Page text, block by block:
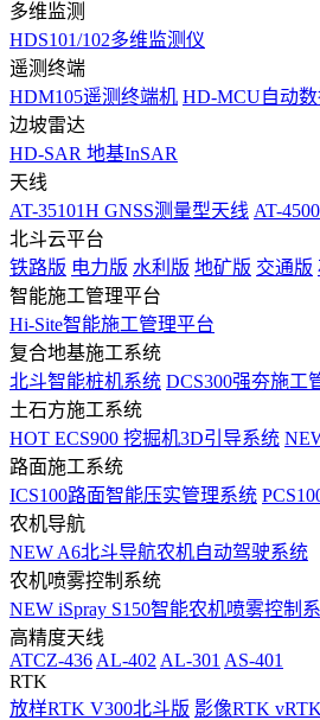
多维监测
HDS101/102多维监测仪
遥测终端
HDM105遥测终端机 HD-MCU自动
边坡雷达
HD-SAR 地基InSAR
天线
AT-35101H GNSS测量型天线 AT-
北斗云平台
铁路版 电力版 水利版 地矿版 交通版
智能施工管理平台
Hi-Site智能施工管理平台
复合地基施工系统
北斗智能桩机系统 DCS300强夯施工
土石方施工系统
HOT ECS900 挖掘机3D引导系统
路面施工系统
ICS100路面智能压实管理系统
农机导航
NEW A6北斗导航农机自动驾驶系统
农机喷雾控制系统
NEW iSpray S150智能农机喷雾控制
高精度天线
ATCZ-436 AL-402 AL-301 AS-401
RTK
放样RTK V300北斗版 影像RTK